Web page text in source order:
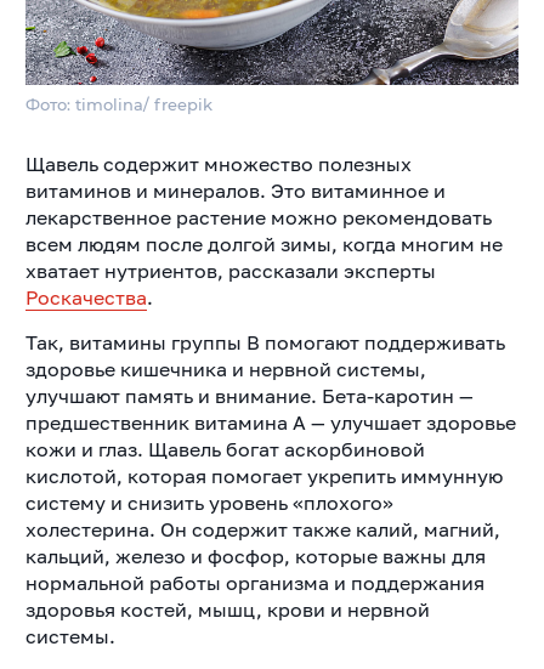
Фото: timolina/ freepik
Щавель содержит множество полезных
витаминов и минералов. Это витаминное и
лекарственное растение можно рекомендовать
всем людям после долгой зимы, когда многим не
хватает нутриентов, рассказали эксперты
Роскачества.
Так, витамины группы B помогают поддерживать
здоровье кишечника и нервной системы,
улучшают память и внимание. Бета-каротин —
предшественник витамина А — улучшает здоровье
кожи и глаз. Щавель богат аскорбиновой
кислотой, которая помогает укрепить иммунную
систему и снизить уровень «плохого»
холестерина. Он содержит также калий, магний,
кальций, железо и фосфор, которые важны для
нормальной работы организма и поддержания
здоровья костей, мышц, крови и нервной
системы.